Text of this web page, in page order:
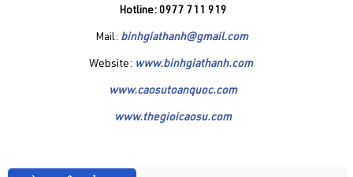
Hotline: 0977 711 919
Mail: binhgiathanh@gmail.com
Website: www.binhgiathanh.com
www.caosutoanquoc.com
www.thegioicaosu.com